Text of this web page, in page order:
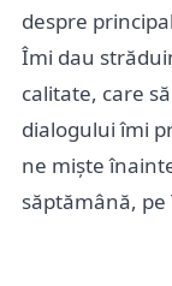
despre
Îmi dau
calitate, care
dialogului îmi
ne miște
săptămână, pe